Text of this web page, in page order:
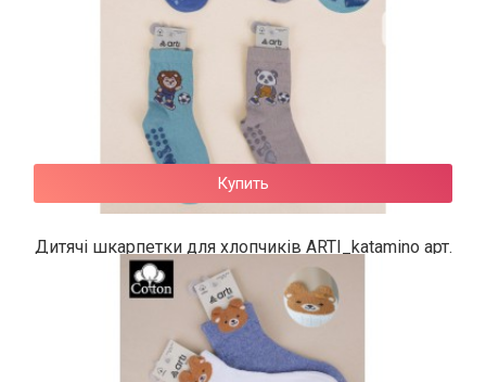
Купить
Дитячі шкарпетки для хлопчиків ARTI_katamino арт.
k20321
74 грн.